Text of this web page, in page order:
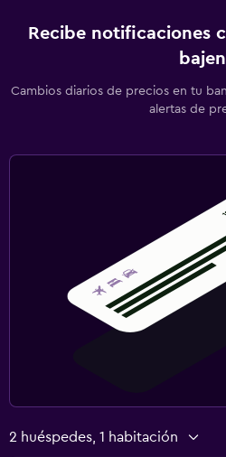
Recibe notificaciones
bajen
Cambios diarios de precios en tu
alertas de
2 huéspedes, 1 habitación